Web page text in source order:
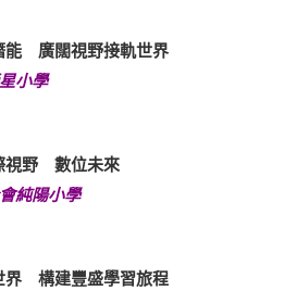
能 廣闊視野接軌世界
小學
野 數位未來
純陽小學
界 構建豐盛學習旅程